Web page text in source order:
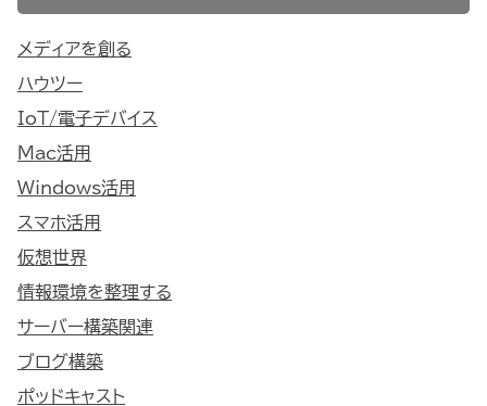
メディアを創る
ハウツー
IoT/電子デバイス
Mac活用
Windows活用
スマホ活用
仮想世界
情報環境を整理する
サーバー構築関連
ブログ構築
ポッドキャスト